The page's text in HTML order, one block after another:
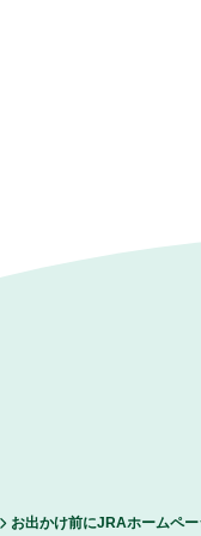
お出かけ前にJRAホームペ